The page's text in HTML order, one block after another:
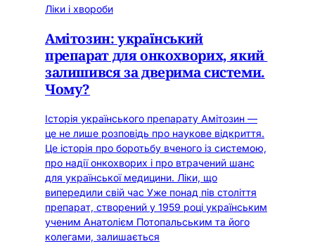
Ліки і хвороби
Амітозин: український
препарат для онкохворих, який
залишився за дверима системи.
Чому?
Історія українського препарату Амітозин —
це не лише розповідь про наукове відкриття.
Це історія про боротьбу вченого із системою,
про надії онкохворих і про втрачений шанс
для української медицини. Ліки, що
випередили свій час Уже понад пів століття
препарат, створений у 1959 році українським
ученим Анатолієм Потопальським та його
колегами, залишається